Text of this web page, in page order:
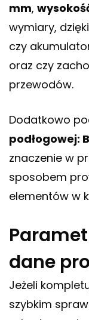
mm,
wymiary,
czy
oraz czy
przewodów.
Dodatkowo
podłogowej:
znaczenie w
sposobem
elementów w
dane
Jeżeli
szybkim